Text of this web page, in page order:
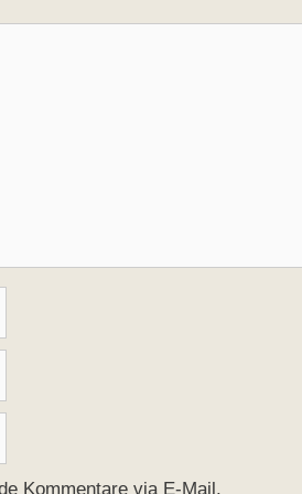
Kommentare via E-Mail.